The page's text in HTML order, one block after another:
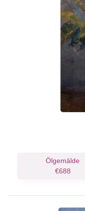
Ölgemälde
€688